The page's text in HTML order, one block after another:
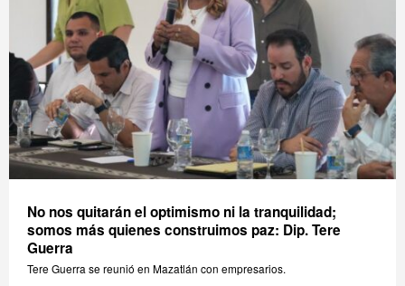
No nos quitarán el optimismo ni la tranquilidad;
somos más quienes construimos paz: Dip. Tere
Guerra
Tere Guerra se reunió en Mazatlán con empresarios.